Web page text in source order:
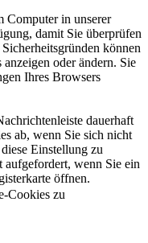
Computer in unserer
damit Sie überprüfen
können
oder ändern. Sie
Ihres Browsers
dauerhaft
ab, wenn Sie sich nicht
Einstellung zu
aufgefordert, wenn Sie ein
öffnen.
Cookies zu